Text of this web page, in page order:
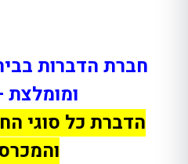
חברת הדברות
ומומלצת –
הדברת כל סוגי